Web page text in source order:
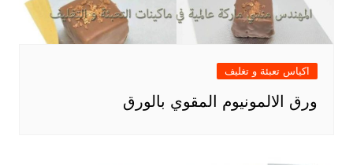
اكياس تعبئة و تغليف
ورق الالمونيوم المقوي بالورق